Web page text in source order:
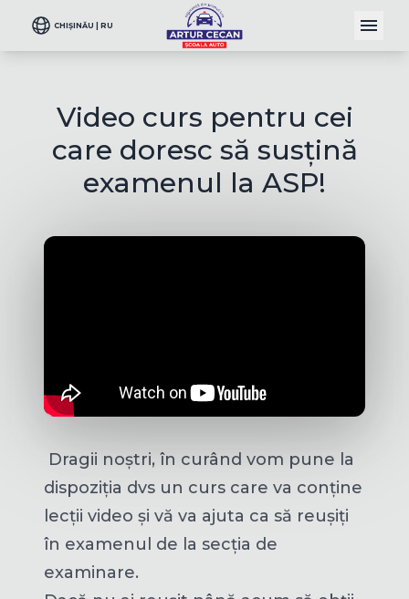
CHIȘINĂU | RU
Video curs pentru cei
care doresc să susțină
examenul la ASP!
Dragii noștri, în curând vom pune la
dispoziția dvs un curs care va conține
lecții video și vă va ajuta ca să reușiți
în examenul de la secția de
examinare.